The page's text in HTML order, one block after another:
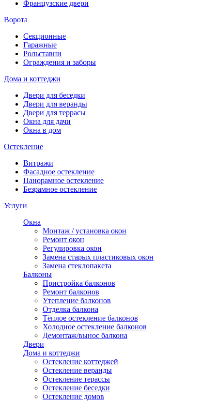
Французские двери
Ворота
Секционные
Гаражные
Рольставни
Ограждения и заборы
Дома и коттеджи
Двери для беседки
Двери для веранды
Двери для террасы
Окна для дачи
Окна в дом
Остекление
Витражи
Фасадное остекление
Панорамное остекление
Безрамное остекление
Услуги
Окна
Монтаж / установка окон
Ремонт окон
Регулировка окон
Замена старых пластиковых окон
Замена стеклопакета
Балконы
Пристройка балконов
Ремонт балконов
Утепление балконов
Отделка балкона
Тёплое остекление балконов
Холодное остекление балконов
Демонтаж/вынос балкона
Двери
Дома и коттеджи
Остекление коттеджей
Остекление веранды
Остекление терассы
Остекление беседки
Остекление домов